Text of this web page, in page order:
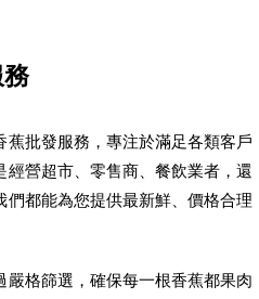
批發服務，專注於滿足各類客戶
營超市、零售商、餐飲業者，還
都能為您提供最新鮮、價格合理
格篩選，確保每一根香蕉都果肉